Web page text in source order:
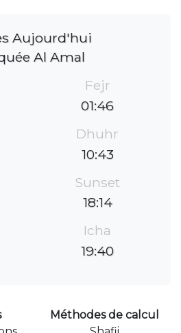
Aujourd'hui
Al Amal
Fejr
01:46
Dhuhr
10:43
Sunset
18:14
Icha
19:40
Méthodes de calcul